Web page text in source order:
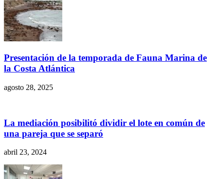
Presentación de la temporada de Fauna Marina de
la Costa Atlántica
agosto 28, 2025
La mediación posibilitó dividir el lote en común de
una pareja que se separó
abril 23, 2024